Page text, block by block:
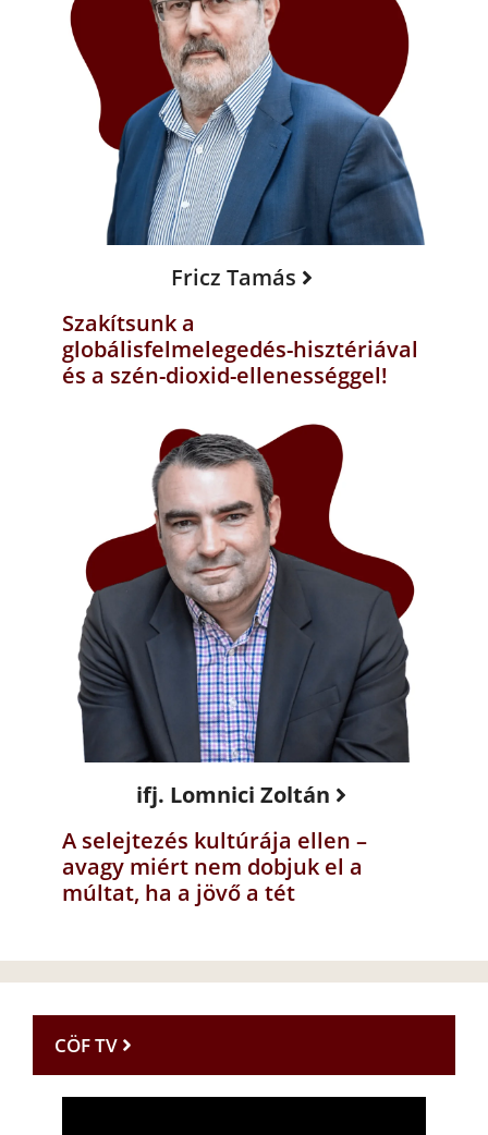
Fricz Tamás
Szakítsunk a
globálisfelmelegedés-hisztériával
és a szén-dioxid-ellenességgel!
ifj. Lomnici Zoltán
A selejtezés kultúrája ellen –
avagy miért nem dobjuk el a
múltat, ha a jövő a tét
CÖF TV